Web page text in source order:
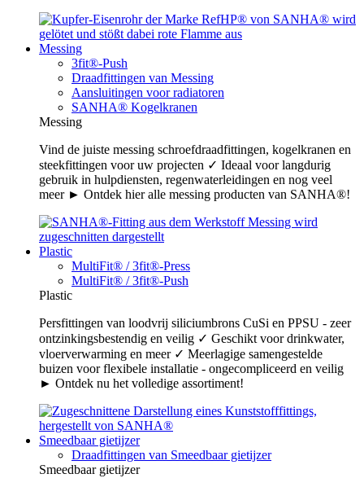
Messing
3fit®-Push
Draadfittingen van Messing
Aansluitingen voor radiatoren
SANHA® Kogelkranen
Messing
Vind de juiste messing schroefdraadfittingen, kogelkranen en
steekfittingen voor uw projecten ✓ Ideaal voor langdurig
gebruik in hulpdiensten, regenwaterleidingen en nog veel
meer ► Ontdek hier alle messing producten van SANHA®!
Plastic
MultiFit® / 3fit®-Press
MultiFit® / 3fit®-Push
Plastic
Persfittingen van loodvrij siliciumbrons CuSi en PPSU - zeer
ontzinkingsbestendig en veilig ✓ Geschikt voor drinkwater,
vloerverwarming en meer ✓ Meerlagige samengestelde
buizen voor flexibele installatie - ongecompliceerd en veilig
► Ontdek nu het volledige assortiment!
Smeedbaar gietijzer
Draadfittingen van Smeedbaar gietijzer
Smeedbaar gietijzer